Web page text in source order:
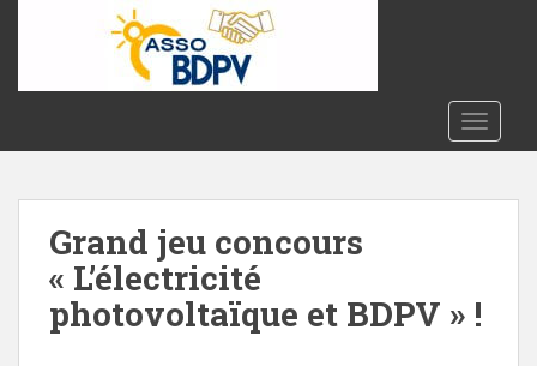
o
Grand jeu concours
« L’électricité
photovoltaïque et BDPV » !